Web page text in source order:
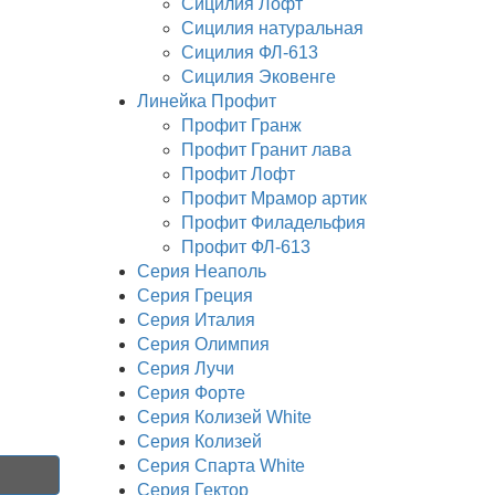
Сицилия Лофт
Сицилия натуральная
Сицилия ФЛ-613
Сицилия Эковенге
Линейка Профит
Профит Гранж
Профит Гранит лава
Профит Лофт
Профит Мрамор артик
Профит Филадельфия
Профит ФЛ-613
Серия Неаполь
Серия Греция
Серия Италия
Серия Олимпия
Серия Лучи
Серия Форте
Серия Колизей White
Серия Колизей
Серия Спарта White
Серия Гектор